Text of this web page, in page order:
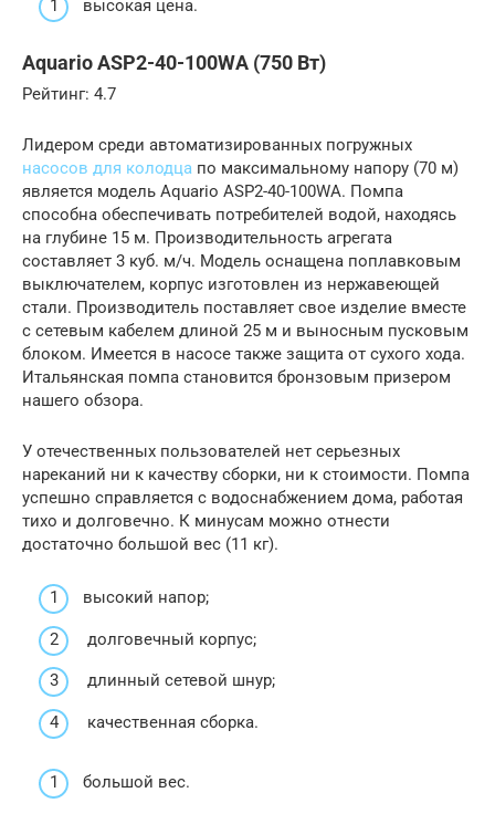
высокая цена.
Aquario ASP2-40-100WA (750 Вт)
Рейтинг: 4.7
Лидером среди автоматизированных погружных
насосов для колодца по максимальному напору (70 м)
является модель Aquario ASP2-40-100WA. Помпа
способна обеспечивать потребителей водой, находясь
на глубине 15 м. Производительность агрегата
составляет 3 куб. м/ч. Модель оснащена поплавковым
выключателем, корпус изготовлен из нержавеющей
стали. Производитель поставляет свое изделие вместе
с сетевым кабелем длиной 25 м и выносным пусковым
блоком. Имеется в насосе также защита от сухого хода.
Итальянская помпа становится бронзовым призером
нашего обзора.
У отечественных пользователей нет серьезных
нареканий ни к качеству сборки, ни к стоимости. Помпа
успешно справляется с водоснабжением дома, работая
тихо и долговечно. К минусам можно отнести
достаточно большой вес (11 кг).
высокий напор;
долговечный корпус;
длинный сетевой шнур;
качественная сборка.
большой вес.